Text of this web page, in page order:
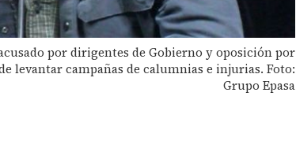
por dirigentes de Gobierno y oposición por
levantar campañas de calumnias e injurias. Foto:
Grupo Epasa